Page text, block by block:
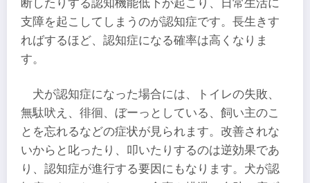
断したりする認知機能低下が起こり、日常生活に
支障を起こしてしまうのが認知症です。長生きす
ればするほど、認知症になる確率は高くなりま
す。
犬が認知症になった場合には、トイレの失敗、
無駄吠え、徘徊、ぼーっとしている、飼い主のこ
とを忘れるなどの症状が見られます。改善されな
いからと叱ったり、叩いたりするのは逆効果であ
り、認知症が進行する要因にもなります。犬が認